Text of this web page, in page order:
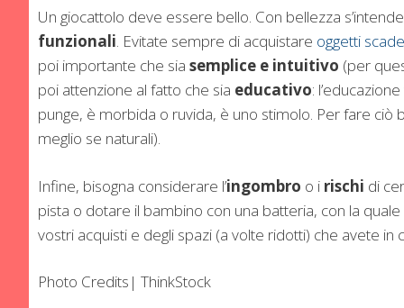
Un giocattolo deve essere bello. Con bellezza
funzionali. Evitate sempre di acquistare oggetti
poi importante che sia semplice e intuitivo (per
poi attenzione al fatto che sia educativo:
punge, è morbida o ruvida, è uno stimolo. Per fare ciò
meglio se naturali).
Infine, bisogna considerare l’ingombro o i rischi di
pista o dotare il bambino con una batteria, con la
vostri acquisti e degli spazi (a volte ridotti) che avete in
Photo Credits| ThinkStock